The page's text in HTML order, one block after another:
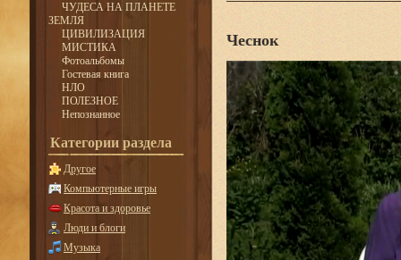
ЧУДЕСА НА ПЛАНЕТЕ
ЗЕМЛЯ
ЦИВИЛИЗАЦИЯ
МИСТИКА
Фотоальбомы
Гостевая книга
НЛО
ПОЛЕЗНОЕ
Непознанное
Категории раздела
Другое
Компьютерные игры
Красота и здоровье
Люди и блоги
Музыка
Чеснок